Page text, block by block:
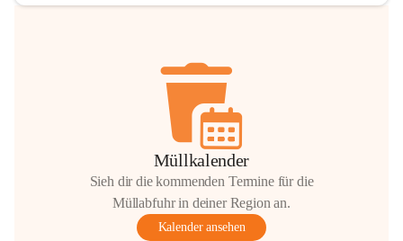
Müllkalender
Sieh dir die kommenden Termine für die
Müllabfuhr in deiner Region an.
Kalender ansehen